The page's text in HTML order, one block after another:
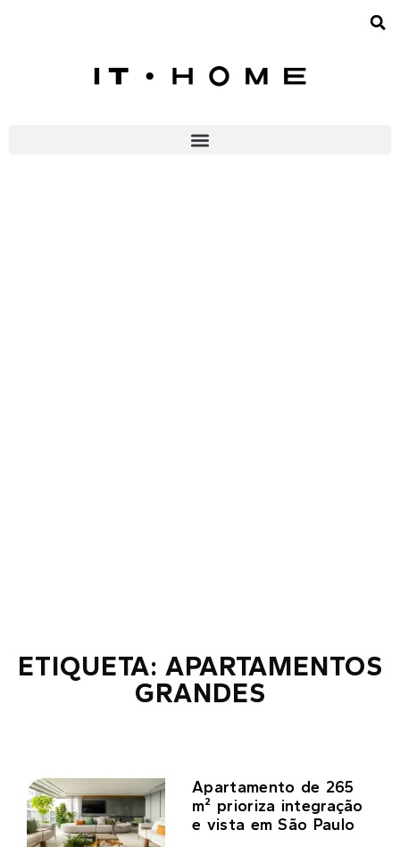
ETIQUETA: APARTAMENTOS
GRANDES
Apartamento de 265
m² prioriza integração
e vista em São Paulo